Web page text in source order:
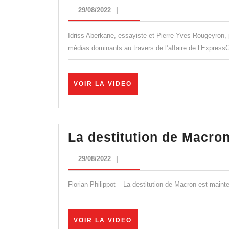
29/08/202229/08/2022
Idriss Aberkane, essayiste et Pierre-Yves
médias dominants au travers de l’affaire de
VOIR LA VIDEO
La destitution de
29/08/202229/08/2022
Florian Philippot – La destitution de Macron est
VOIR LA VIDEO